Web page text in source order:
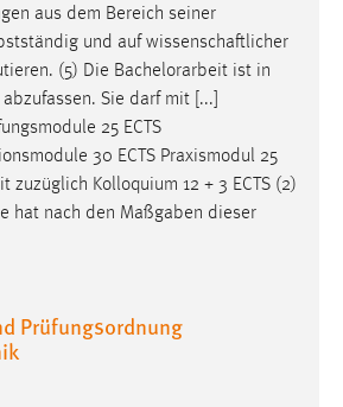
aus dem Bereich seiner
und auf wissenschaftlicher
(5) Die Bachelorarbeit ist in
Sie darf mit [...]
25 ECTS
30 ECTS Praxismodul 25
zuzüglich Kolloquium 12 + 3 ECTS (2)
hat nach den Maßgaben dieser
Prüfungsordnung